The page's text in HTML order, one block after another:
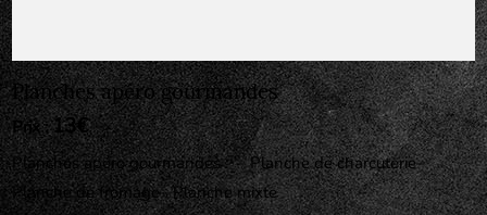
Planches apéro gourmandes
Prix :13€
Planches apéro gourmandes : – Planche de charcuterie–
Planche de fromage– Planche mixte